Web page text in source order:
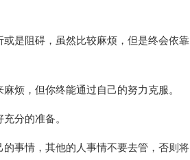
是阻碍，虽然比较麻烦，但是终会依靠
烦，但你终能通过自己的努力克服。
分的准备。
事情，其他的人事情不要去管，否则将